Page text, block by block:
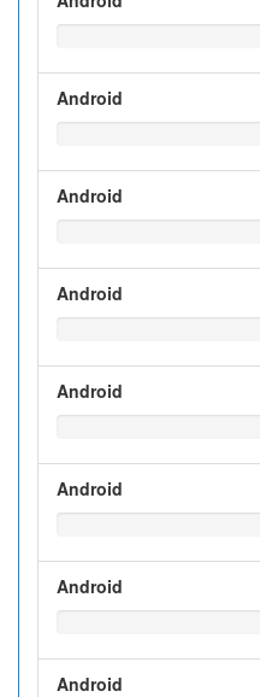
Android
Android
Android
Android
Android
Android
Android